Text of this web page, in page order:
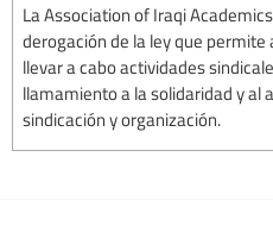
La Association of Iraqi
derogación de la ley que
llevar a cabo actividades
llamamiento a la solidaridad y al
sindicación y organización.